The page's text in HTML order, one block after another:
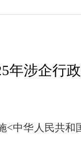
年涉企行
中华人民共